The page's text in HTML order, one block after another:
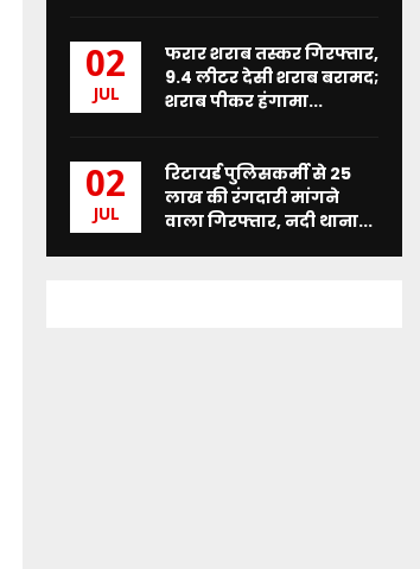
02
JUL
फरार शराब तस्कर गिरफ्तार,
9.4 लीटर देसी शराब बरामद;
शराब पीकर हंगामा...
02
JUL
रिटायर्ड पुलिसकर्मी से 25
लाख की रंगदारी मांगने
वाला गिरफ्तार, नदी थाना...